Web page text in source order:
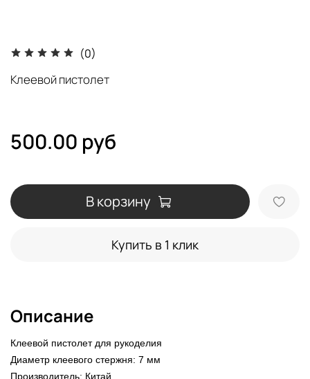
(0)
Клеевой пистолет
500.00 руб
В корзину
Купить в 1 клик
Описание
Клеевой пистолет для рукоделия
Диаметр клеевого стержня: 7 мм
Производитель: Китай